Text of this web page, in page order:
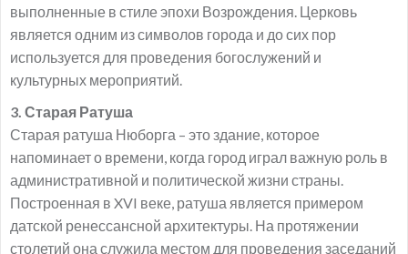
выполненные в стиле эпохи Возрождения. Церковь
является одним из символов города и до сих пор
используется для проведения богослужений и
культурных мероприятий.
3. Старая Ратуша
Старая ратуша Нюборга – это здание, которое
напоминает о времени, когда город играл важную роль в
административной и политической жизни страны.
Построенная в XVI веке, ратуша является примером
датской ренессансной архитектуры. На протяжении
столетий она служила местом для проведения заседаний